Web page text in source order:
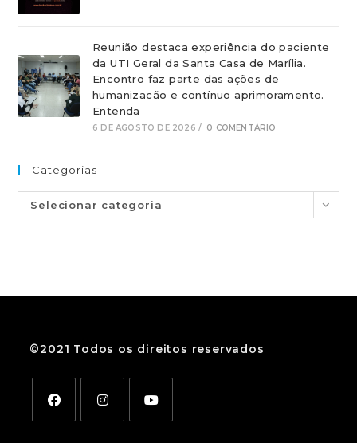
Reunião destaca experiência do paciente
da UTI Geral da Santa Casa de Marília.
Encontro faz parte das ações de
humanizacão e contínuo aprimoramento.
Entenda
6 DE AGOSTO DE 2026 / 0 COMENTÁRIO
Categorias
Selecionar categoria
©2021 Todos os direitos reservados